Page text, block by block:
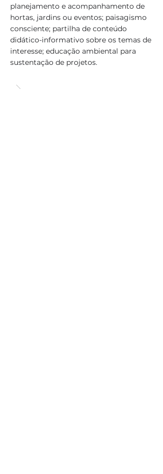
planejamento e acompanhamento de
hortas, jardins ou eventos; paisagismo
consciente; partilha de conteúdo
didático-informativo sobre os temas de
interesse; educação ambiental para
sustentação de projetos.